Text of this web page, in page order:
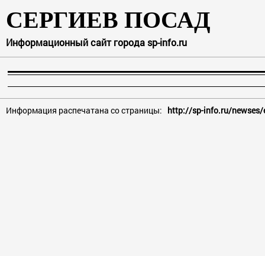
СЕРГИЕВ ПОСАД
Информационный сайт города sp-info.ru
Информация распечатана со страницы: http://sp-info.ru/newses/